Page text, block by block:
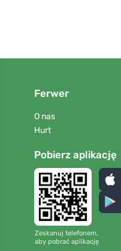
Ferwer
O nas
Hurt
Pobierz aplikację
Zeskanuj telefonem,
aby pobrać aplikację